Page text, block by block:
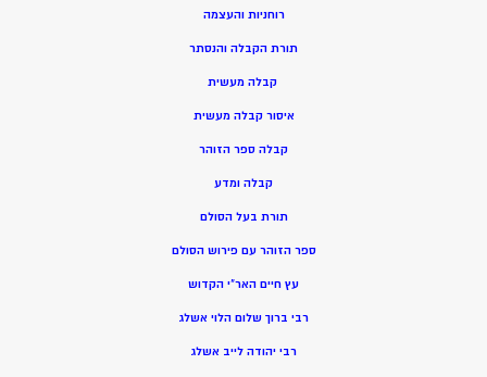
רוחניות והעצמה
תורת הקבלה והנסתר
קבלה מעשית
איסור קבלה מעשית
קבלה ספר הזוהר
קבלה ומדע
תורת בעל הסולם
ספר הזוהר עם פירוש הסולם
עץ חיים האר”י הקדוש
רבי ברוך שלום הלוי אשלג
רבי יהודה לייב אשלג